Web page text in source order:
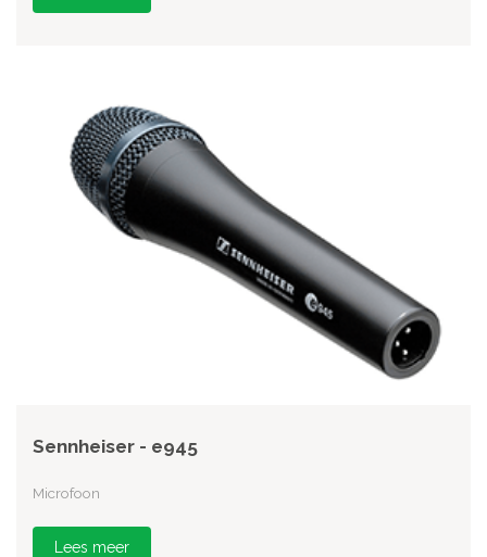
Sennheiser - e945
Microfoon
Lees meer